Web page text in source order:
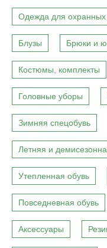
Одежда для охранных
Блузы Брюки и
Костюмы, комплекты
Головные уборы
Зимняя спецобувь
Летняя и
Утепленная обувь
Повседневная обувь
Аксессуары